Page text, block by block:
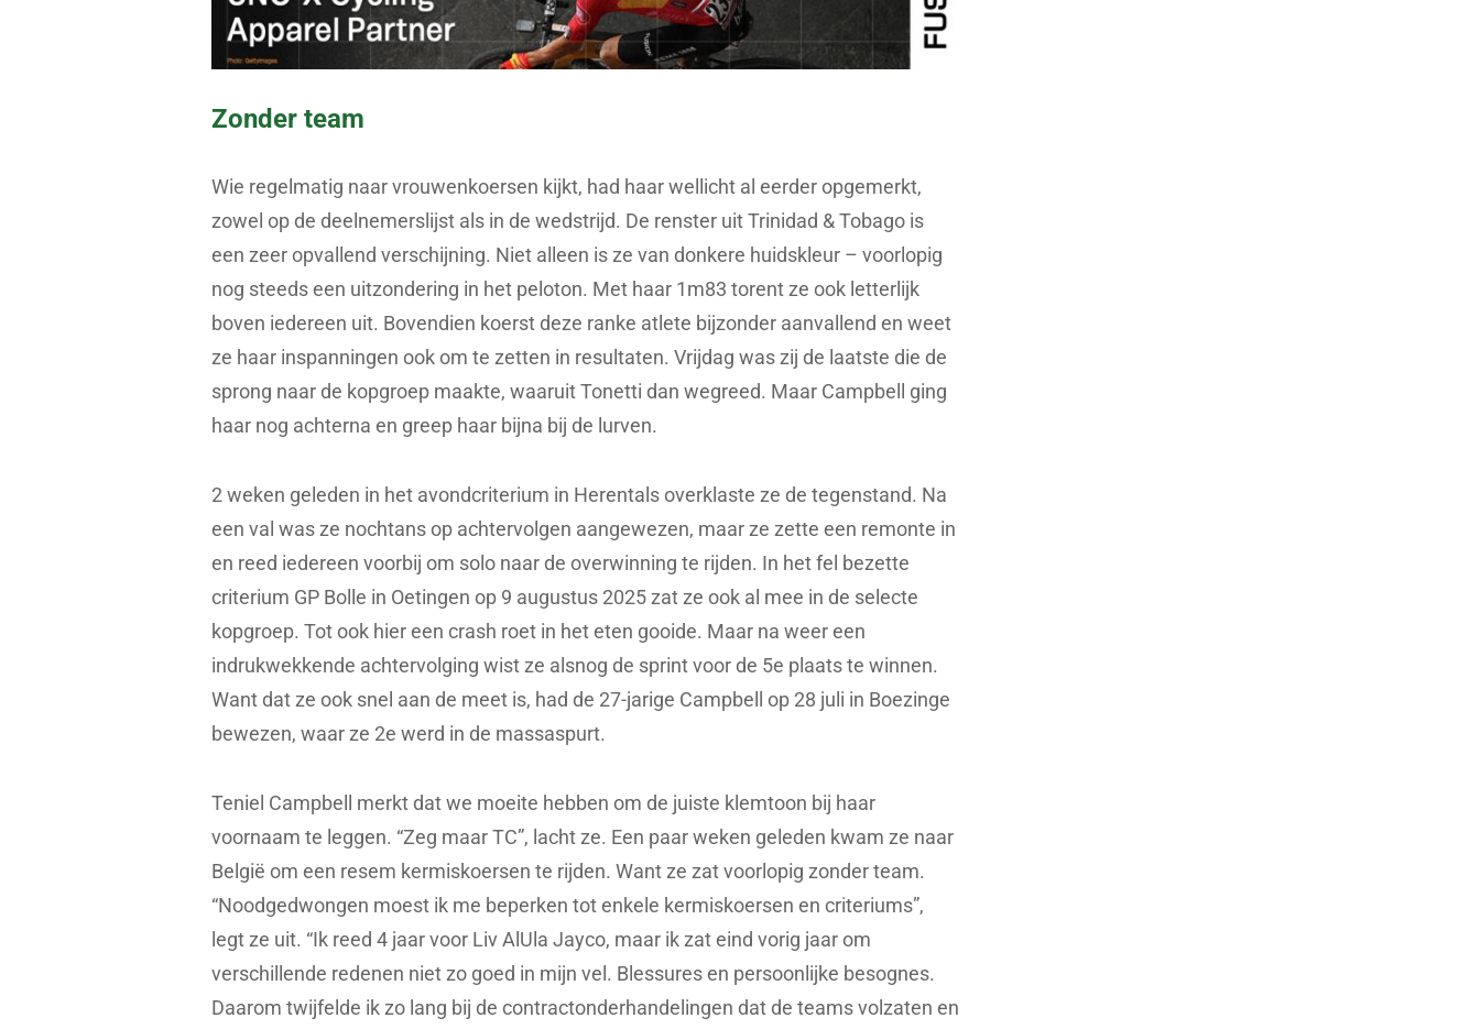
Zonder team
Wie regelmatig naar vrouwenkoersen kijkt, had haar wellicht al eerder opgemerkt,
zowel op de deelnemerslijst als in de wedstrijd. De renster uit Trinidad & Tobago is
een zeer opvallend verschijning. Niet alleen is ze van donkere huidskleur – voorlopig
nog steeds een uitzondering in het peloton. Met haar 1m83 torent ze ook letterlijk
boven iedereen uit. Bovendien koerst deze ranke atlete bijzonder aanvallend en weet
ze haar inspanningen ook om te zetten in resultaten. Vrijdag was zij de laatste die de
sprong naar de kopgroep maakte, waaruit Tonetti dan wegreed. Maar Campbell ging
haar nog achterna en greep haar bijna bij de lurven.
2 weken geleden in het avondcriterium in Herentals overklaste ze de tegenstand. Na
een val was ze nochtans op achtervolgen aangewezen, maar ze zette een remonte in
en reed iedereen voorbij om solo naar de overwinning te rijden. In het fel bezette
criterium GP Bolle in Oetingen op 9 augustus 2025 zat ze ook al mee in de selecte
kopgroep. Tot ook hier een crash roet in het eten gooide. Maar na weer een
indrukwekkende achtervolging wist ze alsnog de sprint voor de 5e plaats te winnen.
Want dat ze ook snel aan de meet is, had de 27-jarige Campbell op 28 juli in Boezinge
bewezen, waar ze 2e werd in de massaspurt.
Teniel Campbell merkt dat we moeite hebben om de juiste klemtoon bij haar
voornaam te leggen. “Zeg maar TC”, lacht ze. Een paar weken geleden kwam ze naar
België om een resem kermiskoersen te rijden. Want ze zat voorlopig zonder team.
“Noodgedwongen moest ik me beperken tot enkele kermiskoersen en criteriums”,
legt ze uit. “Ik reed 4 jaar voor Liv AlUla Jayco, maar ik zat eind vorig jaar om
verschillende redenen niet zo goed in mijn vel. Blessures en persoonlijke besognes.
Daarom twijfelde ik zo lang bij de contractonderhandelingen dat de teams volzaten en